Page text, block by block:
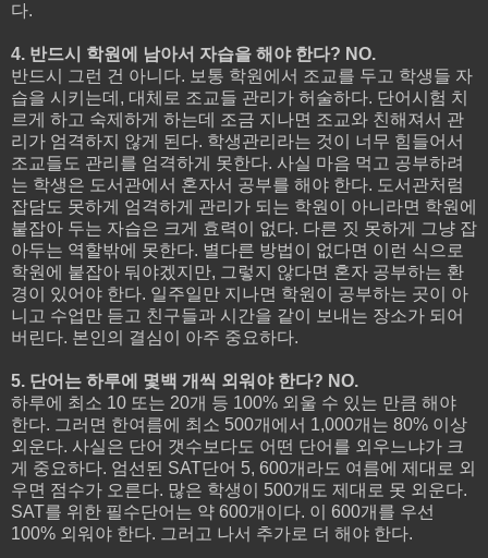
다.
4. 반드시 학원에 남아서 자습을 해야 한다? NO.
반드시 그런 건 아니다. 보통 학원에서 조교를 두고 학생들 자
습을 시키는데, 대체로 조교들 관리가 허술하다. 단어시험 치
르게 하고 숙제하게 하는데 조금 지나면 조교와 친해져서 관
리가 엄격하지 않게 된다. 학생관리라는 것이 너무 힘들어서
조교들도 관리를 엄격하게 못한다. 사실 마음 먹고 공부하려
는 학생은 도서관에서 혼자서 공부를 해야 한다. 도서관처럼
잡담도 못하게 엄격하게 관리가 되는 학원이 아니라면 학원에
붙잡아 두는 자습은 크게 효력이 없다. 다른 짓 못하게 그냥 잡
아두는 역할밖에 못한다. 별다른 방법이 없다면 이런 식으로
학원에 붙잡아 둬야겠지만, 그렇지 않다면 혼자 공부하는 환
경이 있어야 한다. 일주일만 지나면 학원이 공부하는 곳이 아
니고 수업만 듣고 친구들과 시간을 같이 보내는 장소가 되어
버린다. 본인의 결심이 아주 중요하다.
5. 단어는 하루에 몇백 개씩 외워야 한다? NO.
하루에 최소 10 또는 20개 등 100% 외울 수 있는 만큼 해야
한다. 그러면 한여름에 최소 500개에서 1,000개는 80% 이상
외운다. 사실은 단어 갯수보다도 어떤 단어를 외우느냐가 크
게 중요하다. 엄선된 SAT단어 5, 600개라도 여름에 제대로 외
우면 점수가 오른다. 많은 학생이 500개도 제대로 못 외운다.
SAT를 위한 필수단어는 약 600개이다. 이 600개를 우선
100% 외워야 한다. 그러고 나서 추가로 더 해야 한다.